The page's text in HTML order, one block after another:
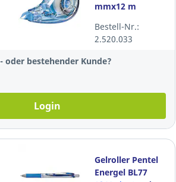
mmx12 m
Bestell-Nr.:
2.520.033
oder bestehender Kunde?
Login
Gelroller Pentel
Energel BL77